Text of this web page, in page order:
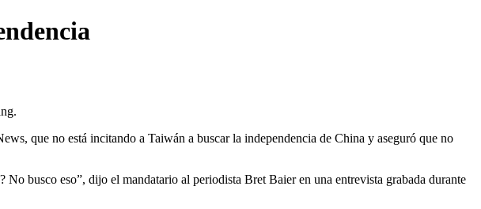
que no está incitando a Taiwán a buscar la independencia de China y aseguró que no
busco eso”, dijo el mandatario al periodista Bret Baier en una entrevista grabada durante